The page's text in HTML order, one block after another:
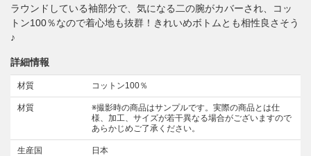
ラウンドしている袖部分で、気になる二の腕がカバーされ、コッ
トン100％なので着心地も抜群！きれいめボトムとも相性良さそう
♪
詳細情報
材質 コットン100％
材質
※撮影時の商品はサンプルです。実際の商品とは仕
様、加工、サイズが若干異なる場合がございますので
あらかじめご了承ください。
生産国 日本